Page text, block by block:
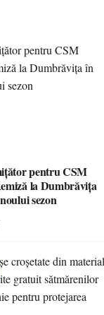
pentru CSM
la Dumbrăvița
sezon